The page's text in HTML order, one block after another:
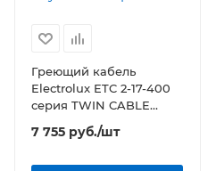
Греющий кабель
Electrolux ETC 2-17-400
серия TWIN CABLE
(комплект теплого пола)
7 755 руб./шт